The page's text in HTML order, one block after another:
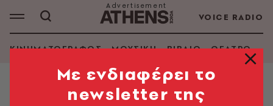
VOICE RADIO
ΚΙΝΗΜΑΤΟΓΡΑΦΟΣ ΜΟΥΣΙΚΗ ΒΙΒΛΙΟ ΘΕΑΤΡΟ -
ΦΩΤΟΓΡΑΦΙΑ
Mε ενδιαφέρει το
newsletter της